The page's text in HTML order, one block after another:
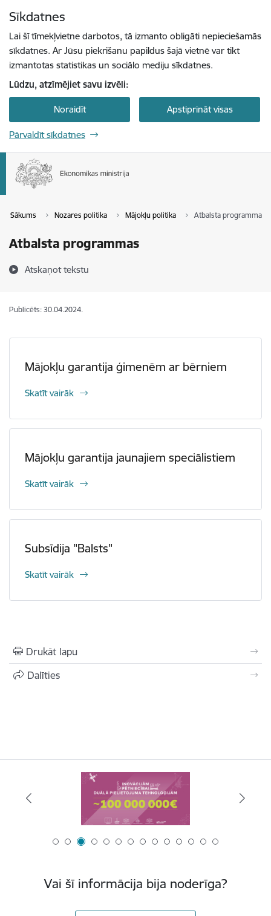
Sīkdatnes
Lai šī tīmekļvietne darbotos, tā izmanto obligāti nepieciešamās
sīkdatnes. Ar Jūsu piekrišanu papildus šajā vietnē var tikt
izmantotas statistikas un sociālo mediju sīkdatnes.
Lūdzu, atzīmējiet savu izvēli:
Noraidīt Apstiprināt visas
Pārvaldīt sīkdatnes
Sākums Nozares politika Mājokļu politika Atbalsta programmas
Atbalsta programmas
Atskaņot tekstu
Publicēts: 30.04.2024.
Mājokļu garantija ģimenēm ar bērniem
Skatīt vairāk
Mājokļu garantija jaunajiem speciālistiem
Skatīt vairāk
Subsīdija "Balsts"
Skatīt vairāk
Drukāt lapu
Dalīties
Vai šī informācija bija noderīga?